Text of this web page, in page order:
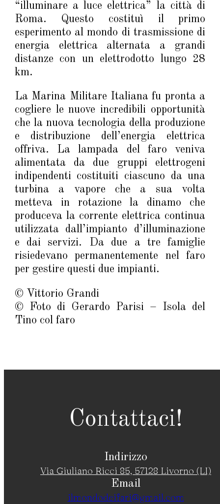
“illuminare a luce elettrica” la città di
Roma. Questo costituì il primo
esperimento al mondo di trasmissione di
energia elettrica alternata a grandi
distanze con un elettrodotto lungo 28
km.
La Marina Militare Italiana fu pronta a
cogliere le nuove incredibili opportunità
che la nuova tecnologia della produzione
e distribuzione dell’energia elettrica
offriva. La lampada del faro veniva
alimentata da due gruppi elettrogeni
indipendenti costituiti ciascuno da una
turbina a vapore che a sua volta
metteva in rotazione la dinamo che
produceva la corrente elettrica continua
utilizzata dall’impianto d’illuminazione
e dai servizi. Da due a tre famiglie
risiedevano permanentemente nel faro
per gestire questi due impianti.
© Vittorio Grandi
© Foto di Gerardo Parisi – Isola del
Tino col faro
Contattaci!
Indirizzo
Via Giuliano Ricci 85, 57128 Livorno (LI)
Email
ilmondodeifari@gmail.com